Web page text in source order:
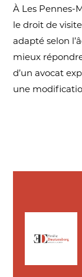
À Les Pennes-
le droit de
adapté selon
mieux
d’un avocat
une